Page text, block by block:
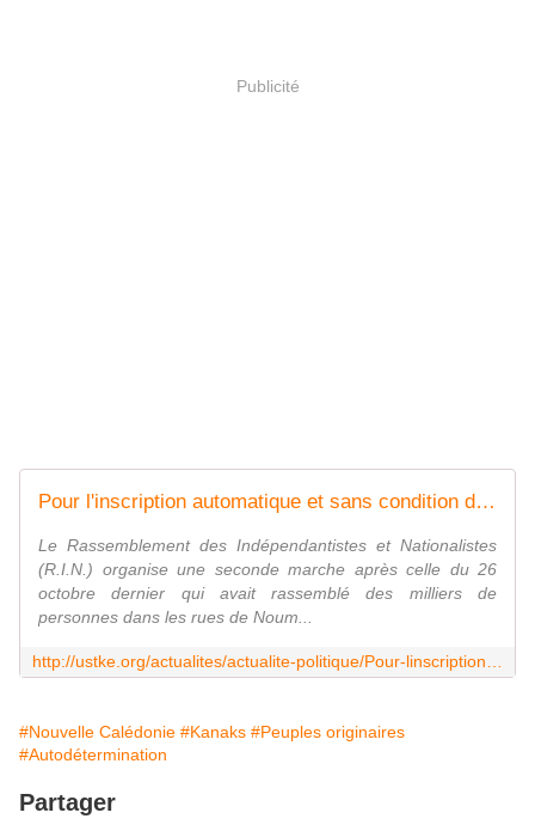
Publicité
Pour l'inscription automatique et sans condition des kanak sur la liste référendaire de 2018 !
Le Rassemblement des Indépendantistes et Nationalistes
(R.I.N.) organise une seconde marche après celle du 26
octobre dernier qui avait rassemblé des milliers de
personnes dans les rues de Noum...
#Nouvelle Calédonie #Kanaks #Peuples originaires
#Autodétermination
Partager